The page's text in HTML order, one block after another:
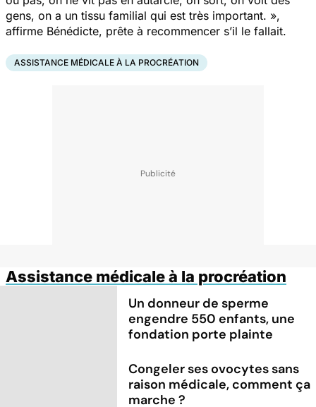
gens, on a un tissu familial qui est très important. »,
affirme Bénédicte, prête à recommencer s’il le fallait.
ASSISTANCE MÉDICALE À LA PROCRÉATION
Assistance médicale à la procréation
Un donneur de sperme
engendre 550 enfants, une
fondation porte plainte
Congeler ses ovocytes sans
raison médicale, comment ça
marche ?